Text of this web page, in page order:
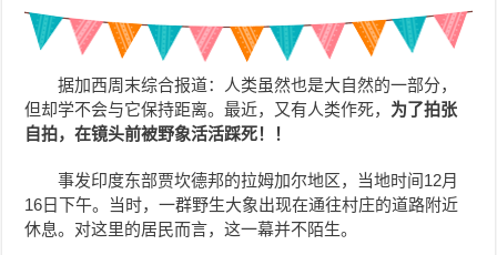
据加西周末综合报道：人类虽然也是大自然的一部分，
但却学不会与它保持距离。最近，又有人类作死， 为了拍张
自拍，在镜头前被野象活活踩死！！
事发印度东部贾坎德邦的拉姆加尔地区，当地时间12月
16日下午。当时，一群野生大象出现在通往村庄的道路附近
休息。对这里的居民而言，这一幕并不陌生。